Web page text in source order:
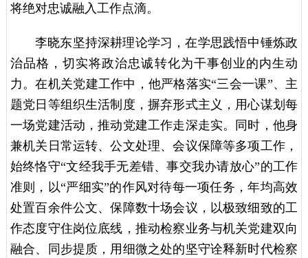
将绝对忠诚融入工作点滴。
李晓东坚持深耕理论学习，在学思践悟中锤炼政
治品格，切实将政治忠诚转化为干事创业的内生动
力。在机关党建工作中，他严格落实“三会一课”、主
题党日等组织生活制度，摒弃形式主义，用心谋划每
一场党建活动，推动党建工作走深走实。同时，他身
兼机关日常运转、公文处理、会议保障等多项工作，
始终恪守“文经我手无差错、事交我办请放心”的工作
准则，以“严细实”的作风对待每一项任务，年均高效
处置百余件公文、保障数十场会议，以极致细致的工
作态度守住岗位底线，推动检察业务与机关党建双向
融合、同步提质，用细微之处的坚守诠释新时代检察